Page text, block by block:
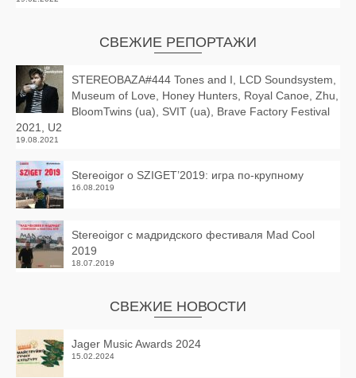
СВЕЖИЕ РЕПОРТАЖИ
STEREOBAZA#444 Tones and I, LCD Soundsystem,
Museum of Love, Honey Hunters, Royal Canoe, Zhu,
BloomTwins (ua), SVIT (ua), Brave Factory Festival
2021, U2
19.08.2021
Stereoigor о SZIGET’2019: игра по-крупному
16.08.2019
Stereoigor с мадридского фестиваля Mad Cool
2019
18.07.2019
СВЕЖИЕ НОВОСТИ
Jager Music Awards 2024
15.02.2024